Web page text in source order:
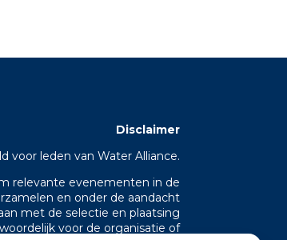
Disclaimer
voor leden van Water Alliance.
relevante evenementen in de
en onder de aandacht
met de selectie en plaatsing
voor de organisatie of